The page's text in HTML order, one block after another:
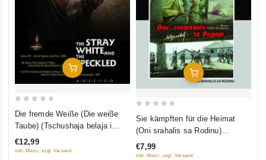
In Den Warenkorb
5
Die fremde Weiße (Die weiße
Taube) (Tschushaja belaja i
rjaboi) (RUSCICO)
€12,99
inkl. Mwst., zzgl. Versand
In Den Warenkorb
5
Sie kämpften für die Heimat
(Oni srahalis sa Rodinu)
(Restaurierte Fassung)
(Diamant)
€7,99
inkl. Mwst., zzgl. Versand